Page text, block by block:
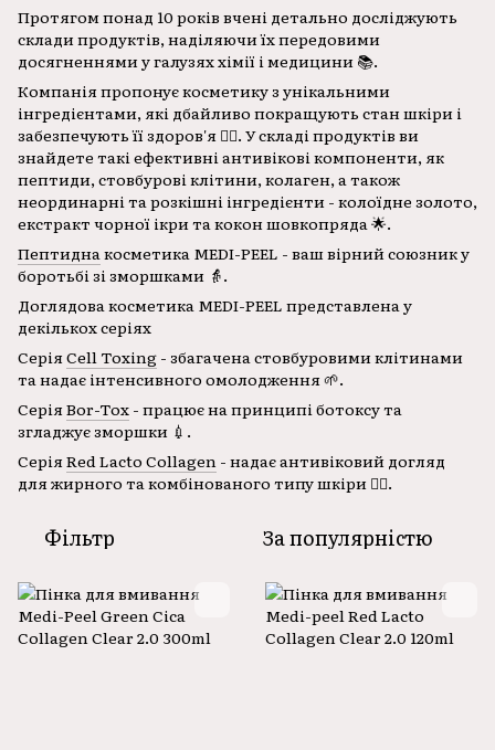
Протягом понад 10 років вчені детально досліджують
склади продуктів, наділяючи їх передовими
досягненнями у галузях хімії і медицини 📚.
Компанія пропонує косметику з унікальними
інгредієнтами, які дбайливо покращують стан шкіри і
забезпечують її здоров'я 💆‍♀️. У складі продуктів ви
знайдете такі ефективні антивікові компоненти, як
пептиди, стовбурові клітини, колаген, а також
неординарні та розкішні інгредієнти - колоїдне золото,
екстракт чорної ікри та кокон шовкопряда 🌟.
Пептиднакосметика MEDI-PEEL - ваш вірний союзник у
боротьбі зі зморшками 👵.
Доглядова косметика MEDI-PEEL представлена у
декількох серіях
СеріяCell Toxing - збагачена стовбуровими клітинами
та надає інтенсивного омолодження 🌱.
СеріяBor-Tox - працює на принципі ботоксу та
згладжує зморшки 💉.
СеріяRed Lacto Collagen - надає антивіковий догляд
для жирного та комбінованого типу шкіри 🧖‍♀️.
Фільтр За популярністю